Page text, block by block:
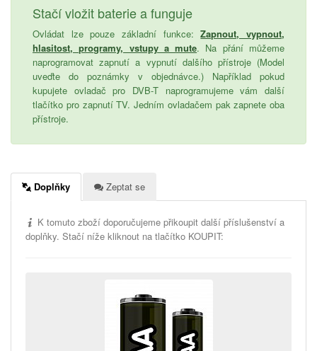
Stačí vložit baterie a funguje
Ovládat lze pouze základní funkce:Zapnout, vypnout,
hlasitost, programy, vstupy a mute. Na přání můžeme
naprogramovat zapnutí a vypnutí dalšího přístroje (Model
uveďte do poznámky v objednávce.) Například pokud
kupujete ovladač pro DVB-T naprogramujeme vám další
tlačítko pro zapnutí TV. Jedním ovladačem pak zapnete oba
přístroje.
Doplňky Zeptat se
K tomuto zboží doporučujeme přikoupit další příslušenství a
doplňky. Stačí níže kliknout na tlačítko KOUPIT: